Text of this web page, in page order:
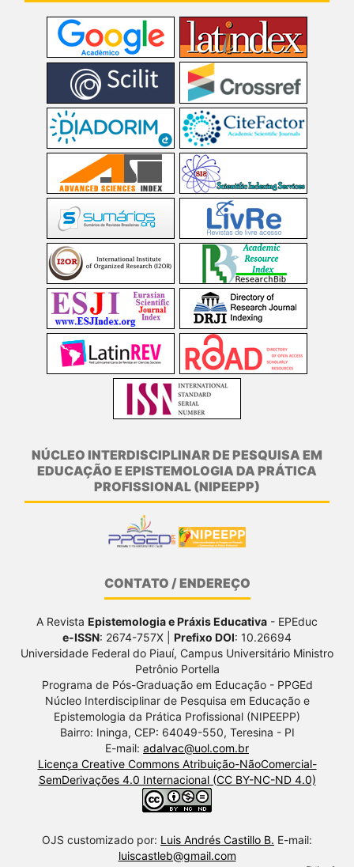
NÚCLEO INTERDISCIPLINAR DE PESQUISA EM
EDUCAÇÃO E EPISTEMOLOGIA DA PRÁTICA
PROFISSIONAL (NIPEEPP)
CONTATO / ENDEREÇO
A Revista Epistemologia e Práxis Educativa - EPEduc
e-ISSN: 2674-757X | Prefixo DOI: 10.26694
Universidade Federal do Piauí, Campus Universitário Ministro
Petrônio Portella
Programa de Pós-Graduação em Educação - PPGEd
Núcleo Interdisciplinar de Pesquisa em Educação e
Epistemologia da Prática Profissional (NIPEEPP)
Bairro: Ininga, CEP: 64049-550, Teresina - PI
E-mail: adalvac@uol.com.br
Licença Creative Commons Atribuição-NãoComercial-
SemDerivações 4.0 Internacional (CC BY-NC-ND 4.0)
OJS customizado por: Luis Andrés Castillo B. E-mail:
luiscastleb@gmail.com